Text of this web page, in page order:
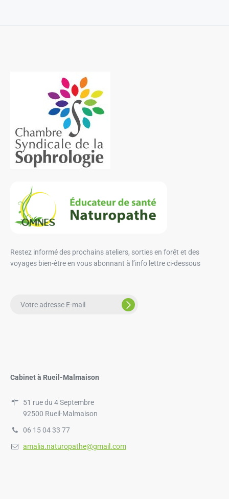
Restez informé des prochains ateliers, sorties en forêt et des
voyages bien-être en vous abonnant à l’info lettre ci-dessous
Cabinet à Rueil-Malmaison
51 rue du 4 Septembre
92500 Rueil-Malmaison
06 15 04 33 77
amalia.naturopathe@gmail.com